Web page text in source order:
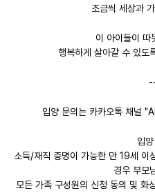
조금씩 세상과
이 아이들이 따
행복하게 살아갈 수 있도
입양 문의는 카카오톡 채널
입
소득/재직 증명이 가능한 만 19세 이
경우 부모
모든 가족 구성원의 신청 동의 및 화